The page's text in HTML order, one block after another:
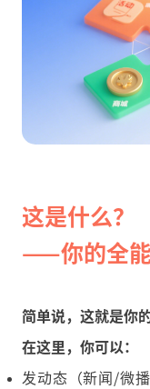
这是什么？
——你的全
简单说，这就是你
在这里，你可以：
发动态（新闻/微